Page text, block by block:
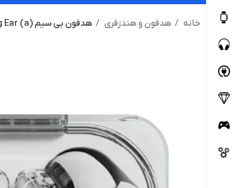
خانه هدفون و هندزفری هدفون بی سیم Nothing Ear (a)